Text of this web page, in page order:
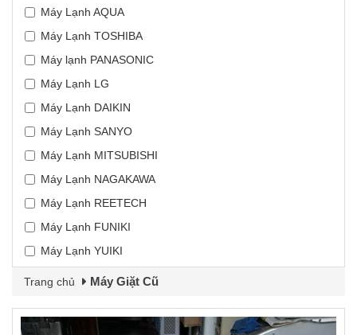
Máy Lạnh AQUA
Máy Lạnh TOSHIBA
Máy lạnh PANASONIC
Máy Lạnh LG
Máy Lạnh DAIKIN
Máy Lạnh SANYO
Máy Lạnh MITSUBISHI
Máy Lạnh NAGAKAWA
Máy Lạnh REETECH
Máy Lạnh FUNIKI
Máy Lạnh YUIKI
Trang chủ Máy Giặt Cũ